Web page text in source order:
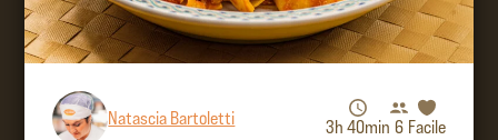
Natascia Bartoletti 3h 40min 6 Facile